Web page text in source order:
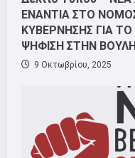
ΕΝΑΝΤΙΑ ΣΤΟ
ΚΥΒΕΡΝΗΣΗΣ ΓΙΑ
ΨΗΦΙΣΗ ΣΤΗΝ
9 Οκτωβρίου, 2025